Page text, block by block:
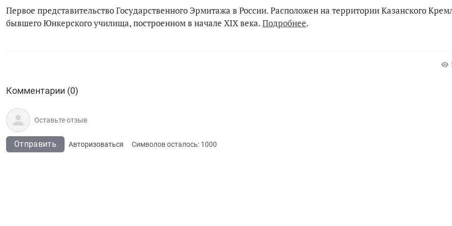
Первое представительство Государственного Эрмитажа в России. Расположен на территории Казанского
бывшего Юнкерского училища, построенном в начале XIX века.Подробнее.
Комментарии (0)
Отправить Авторизоваться Символов осталось: 1000